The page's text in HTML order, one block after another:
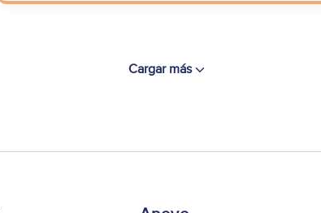
Cargar más